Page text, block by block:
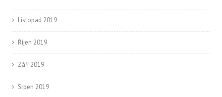
Listopad 2019
Říjen 2019
Září 2019
Srpen 2019